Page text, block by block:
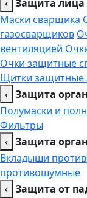
‹ Защита лица
Маски сварщика
газосварщиков
вентиляцией
Очки защитные
Щитки защитные
‹ Защита
Полумаски и
Фильтры
‹ Защита
Вкладыши
противошумные
‹ Защита от